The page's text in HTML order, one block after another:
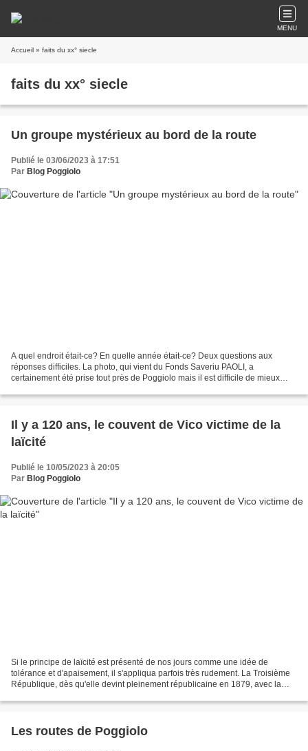
MENU
Accueil » faits du xx° siecle
faits du xx° siecle
Un groupe mystérieux au bord de la route
Publié le 03/06/2023 à 17:51
Par Blog Poggiolo
A quel endroit était-ce? En quelle année était-ce? Deux questions aux
réponses difficiles. La photo, qui vient du Fonds Saveriu PAOLI, a
certainement été prise tout près de Poggiolo mais il est difficile de mieux
Il y a 120 ans, le couvent de Vico victime de la
laïcité
Publié le 10/05/2023 à 20:05
Par Blog Poggiolo
Si le principe de laïcité est présenté de nos jours comme une idée de
tolérance et d'apaisement, il s'appliqua parfois très rudement. La Troisième
République, dès qu'elle devint pleinement républicaine en 1879, avec la
Les routes de Poggiolo